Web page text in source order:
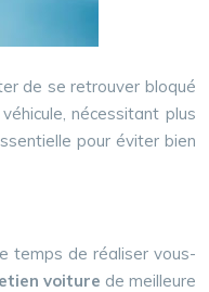
de se retrouver bloqué
nécessitant plus
pour éviter bien
temps de réaliser vous-
voiture de meilleure